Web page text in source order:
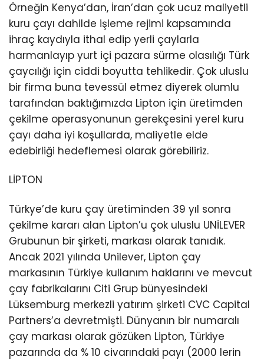
Örneğin Kenya’dan, İran’dan çok ucuz maliyetli
kuru çayı dahilde işleme rejimi kapsamında
ihraç kaydıyla ithal edip yerli çaylarla
harmanlayıp yurt içi pazara sürme olasılığı Türk
çaycılığı için ciddi boyutta tehlikedir. Çok uluslu
bir firma buna tevessül etmez diyerek olumlu
tarafından baktığımızda Lipton için üretimden
çekilme operasyonunun gerekçesini yerel kuru
çayı daha iyi koşullarda, maliyetle elde
edebirliği hedeflemesi olarak görebiliriz.
LİPTON
Türkye’de kuru çay üretiminden 39 yıl sonra
çekilme kararı alan Lipton’u çok uluslu UNİLEVER
Grubunun bir şirketi, markası olarak tanıdık.
Ancak 2021 yılında Unilever, Lipton çay
markasının Türkiye kullanım haklarını ve mevcut
çay fabrikalarını Citi Grup bünyesindeki
Lüksemburg merkezli yatırım şirketi CVC Capital
Partners’a devretmişti. Dünyanın bir numaralı
çay markası olarak gözüken Lipton, Türkiye
pazarında da % 10 civarındaki payı (2000 lerin